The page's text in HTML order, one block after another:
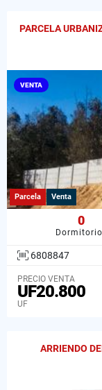
PARCELA
VENTA
Parcela Venta
0
6808847
PRECIO VENTA
UF20.800
UF
ARRIENDO